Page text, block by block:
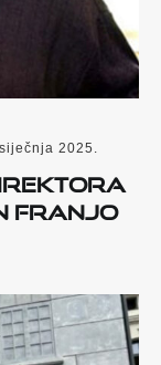
2025.
Franjo